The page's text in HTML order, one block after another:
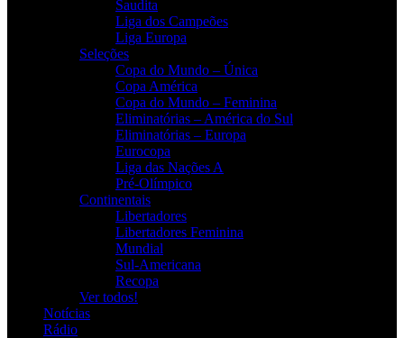
Saudita
Liga dos Campeões
Liga Europa
Seleções
Copa do Mundo – Única
Copa América
Copa do Mundo – Feminina
Eliminatórias – América do Sul
Eliminatórias – Europa
Eurocopa
Liga das Nações A
Pré-Olímpico
Continentais
Libertadores
Libertadores Feminina
Mundial
Sul-Americana
Recopa
Ver todos!
Notícias
Rádio